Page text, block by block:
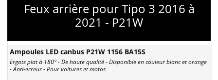
Feux arrière pour Tipo 3 2016 à
2021 - P21W
Ampoules LED canbus P21W 1156 BA15S
Ergots plat à 180° - De haute qualité - Disponible en couleur blanc et orange
- Anti-erreur - Pour voitures et motos